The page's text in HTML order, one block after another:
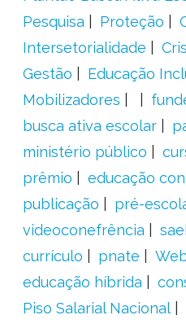
Pesquisa
Proteção
Intersetorialidade
Gestão
Educação
Mobilizadores
busca ativa escolar
ministério público
prêmio
educação
publicação
pré-
videoconefrência
currículo
pnate
educação híbrida
Piso Salarial Nacional